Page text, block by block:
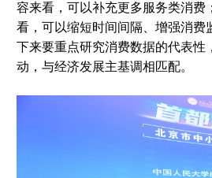
容来看，可以补充更多服务类消费
看，可以缩短时间间隔、增强消费
下来要重点研究消费数据的代表性
动，与经济发展主基调相匹配。